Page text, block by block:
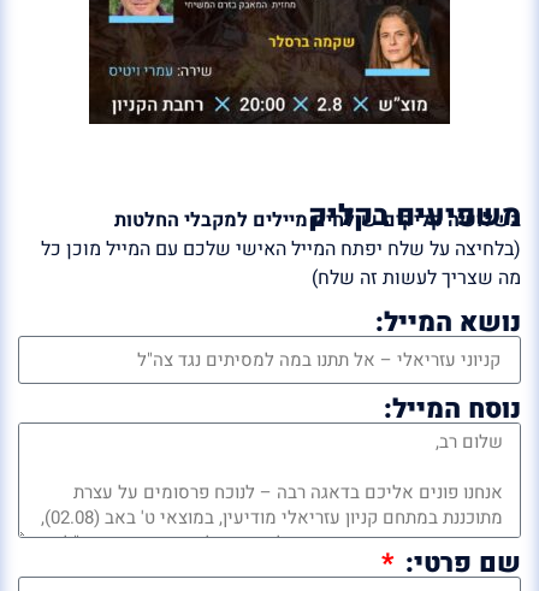
משפיעים בקליק
בשלושה קליקים שולחים מיילים למקבלי החלטות
(בלחיצה על שלח יפתח המייל האישי שלכם עם המייל מוכן כל
מה שצריך לעשות זה שלח)
נושא המייל:
נוסח המייל:
שם פרטי: